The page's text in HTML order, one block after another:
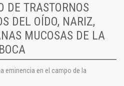
DE TRASTORNOS
DEL OÍDO, NARIZ,
MUCOSAS DE LA
BOCA
eminencia en el campo de la